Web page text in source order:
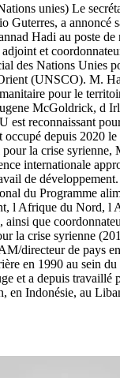
unies) Le
Guterres, a annoncé
Hadi au poste
adjoint et
des Nations Unies
(UNSCO). M.
pour le
McGoldrick, d
est reconnaissant
occupé depuis 2020
la crise syrienne,
internationale
de
du Programme
l Afrique du Nord, l
que
la crise syrienne
directeur de pays
en 1990 au sein
et a depuis travaillé
en Indonésie, au